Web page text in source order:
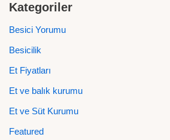
Kategoriler
Besici Yorumu
Besicilik
Et Fiyatları
Et ve balık kurumu
Et ve Süt Kurumu
Featured